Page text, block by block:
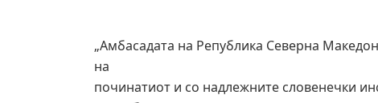
„Амбасадата на Република Северна
на
починатиот и со надлежните словенечки